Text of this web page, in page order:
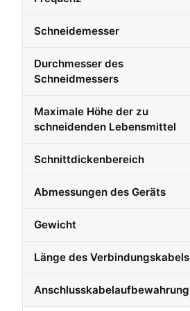
Schneidemesser
Durchmesser des
Schneidmessers
Maximale Höhe der zu
schneidenden Lebensmittel
Schnittdickenbereich
Abmessungen des Geräts
Gewicht
Länge des Verbindungskabels
Anschlusskabelaufbewahrung